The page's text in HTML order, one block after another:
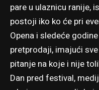
pare u ulaznicu ranije,
postoji iko ko će pri
Opena i sledeće
pretprodaji, imajući
pitanje na koje i nije
Dan pred festival,